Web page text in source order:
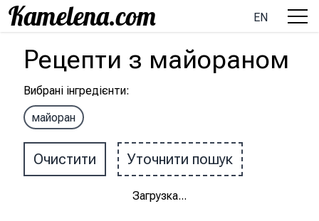
EN
Рецепти з майораном
Вибрані інгредієнти:
майоран
Очистити Уточнити пошук
Загрузка...